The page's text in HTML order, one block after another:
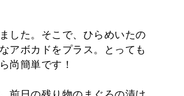
した。そこで、ひらめいたの
アボカドをプラス。とっても
尚簡単です！